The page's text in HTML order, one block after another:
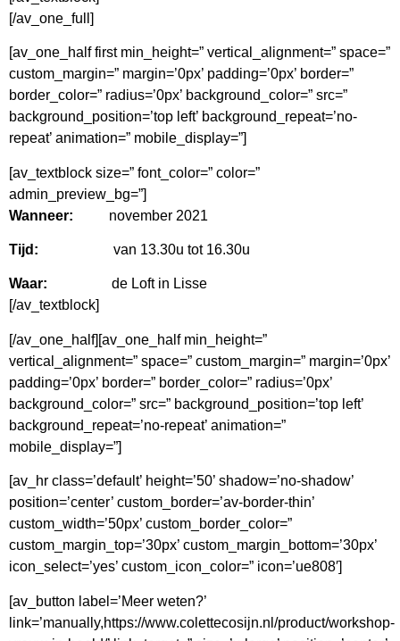
[/av_one_full]
[av_one_half first min_height=” vertical_alignment=” space=”
custom_margin=” margin=’0px’ padding=’0px’ border=”
border_color=” radius=’0px’ background_color=” src=”
background_position=’top left’ background_repeat=’no-
repeat’ animation=” mobile_display=”]
[av_textblock size=” font_color=” color=”
admin_preview_bg=”]
Wanneer: november 2021
Tijd: van 13.30u tot 16.30u
Waar:
de Loft in Lisse
[/av_textblock]
[/av_one_half][av_one_half min_height=”
vertical_alignment=” space=” custom_margin=” margin=’0px’
padding=’0px’ border=” border_color=” radius=’0px’
background_color=” src=” background_position=’top left’
background_repeat=’no-repeat’ animation=”
mobile_display=”]
[av_hr class=’default’ height=’50’ shadow=’no-shadow’
position=’center’ custom_border=’av-border-thin’
custom_width=’50px’ custom_border_color=”
custom_margin_top=’30px’ custom_margin_bottom=’30px’
icon_select=’yes’ custom_icon_color=” icon=’ue808′]
[av_button label=’Meer weten?’
link=’manually,https://www.colettecosijn.nl/product/workshop-